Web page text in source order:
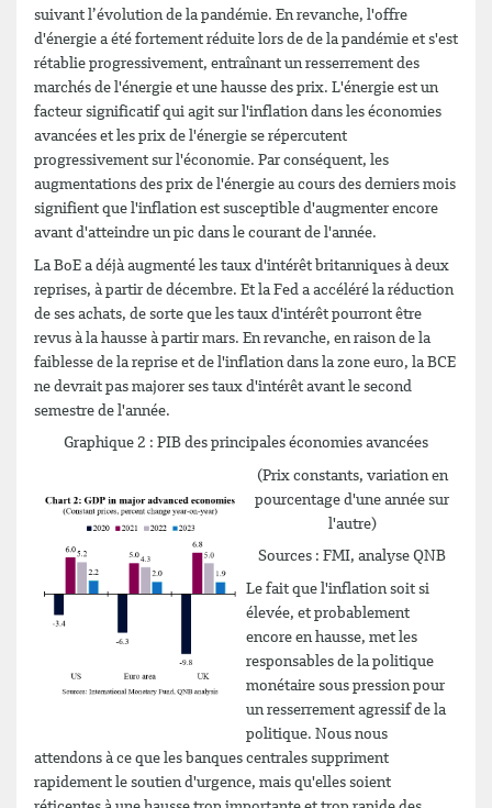
suivant l’évolution de la pandémie. En revanche, l'offre
d'énergie a été fortement réduite lors de de la pandémie et s'est
rétablie progressivement, entraînant un resserrement des
marchés de l'énergie et une hausse des prix. L'énergie est un
facteur significatif qui agit sur l'inflation dans les économies
avancées et les prix de l'énergie se répercutent
progressivement sur l'économie. Par conséquent, les
augmentations des prix de l'énergie au cours des derniers mois
signifient que l'inflation est susceptible d'augmenter encore
avant d'atteindre un pic dans le courant de l'année.
La BoE a déjà augmenté les taux d'intérêt britanniques à deux
reprises, à partir de décembre. Et la Fed a accéléré la réduction
de ses achats, de sorte que les taux d'intérêt pourront être
revus à la hausse à partir mars. En revanche, en raison de la
faiblesse de la reprise et de l'inflation dans la zone euro, la BCE
ne devrait pas majorer ses taux d'intérêt avant le second
semestre de l'année.
Graphique 2 : PIB des principales économies avancées
(Prix constants, variation en
pourcentage d'une année sur
l'autre)
Sources : FMI, analyse QNB
Le fait que l'inflation soit si
élevée, et probablement
encore en hausse, met les
responsables de la politique
monétaire sous pression pour
un resserrement agressif de la
politique. Nous nous
attendons à ce que les banques centrales suppriment
rapidement le soutien d'urgence, mais qu'elles soient